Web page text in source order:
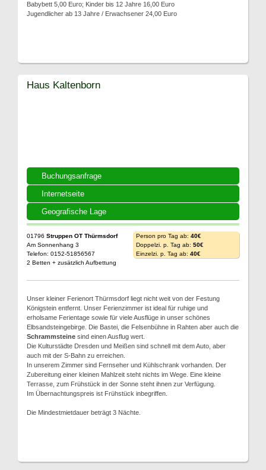
Babybett 5,00 Euro; Kinder bis 12 Jahre 16,00 Euro
Jugendlicher ab 13 Jahre / Erwachsener 24,00 Euro
Buchungsanfrage
Internetseite
Geografische Lage
Haus Kaltenborn
01796 Struppen OT Thürmsdorf
Am Sonnenhang 3
Telefon: 0152-51856567
2 Betten + zusätzlich Aufbettung
Person pro Tag ab: 40€
Doppelzi. p. Tag ab: 50€
Einzelzi. p. Tag ab: 40€
Unser kleiner Ferienort Thürmsdorf liegt nicht weit von der Festung
Königstein entfernt. Unser Ferienzimmer ist ideal für ruhige und
erholsame Ferientage sowie für viele Ausflüge in unser schönes
Elbsandsteingebirge. Die Bastei, die Felsenbühne in Rahten aber auch die
Schrammsteine sind einen Ausflug wert.
Die Kulturstädte Dresden und Meißen sind schnell mit dem Auto, aber
auch mit der S-Bahn zu erreichen.
In unserem Zimmer sind Fernseher und Kühlschrank vorhanden. Der
Zubereitung einer kleinen Mahlzeit steht nichts im Wege. Eine kleine
Terrasse, zum Frühstück in der Sonne steht ihnen zur Verfügung.
Im Übernachtungspreis ist Frühstück inbegriffen.
Die Mindestmietdauer beträgt 3 Nächte.